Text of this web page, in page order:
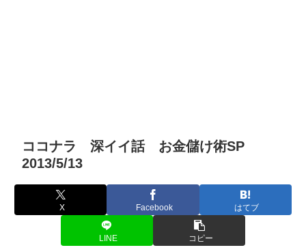
ココナラ 深イイ話 お金儲け術SP
2013/5/13
X Facebook はてブ
LINE コピー